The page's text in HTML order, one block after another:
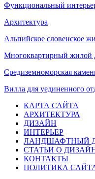
Функциональный
Архитектура
Альпийское словенское
Многоквартирный жилой
Средиземноморская
Вилла для уединенного
КАРТА САЙТА
АРХИТЕКТУРА
ДИЗАЙН
ИНТЕРЬЕР
ЛАНДШАФТНЫЙ
СТАТЬИ О
КОНТАКТЫ
ПОЛИТИКА